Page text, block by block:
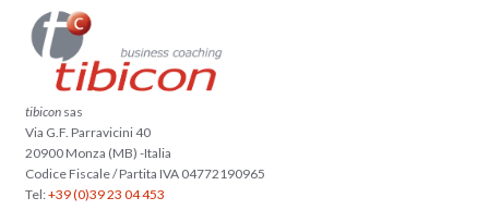
tibicon sas
Via G.F. Parravicini 40
20900 Monza (MB) -Italia
Codice Fiscale / Partita IVA 04772190965
Tel:+39 (0)39 23 04 453